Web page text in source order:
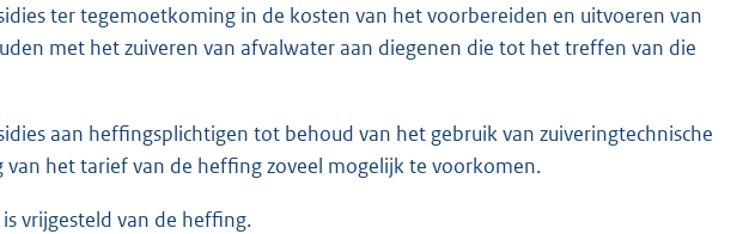
ter tegemoetkoming in de kosten van het voorbereiden en uitvoeren van
met het zuiveren van afvalwater aan diegenen die tot het treffen van die
aan heffingsplichtigen tot behoud van het gebruik van zuiveringtechnische
het tarief van de heffing zoveel mogelijk te voorkomen.
vrijgesteld van de heffing.